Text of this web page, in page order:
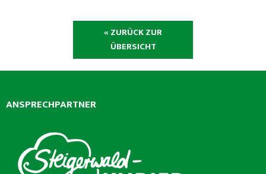
« ZURÜCK ZUR
ÜBERSICHT
ANSPRECHPARTNER